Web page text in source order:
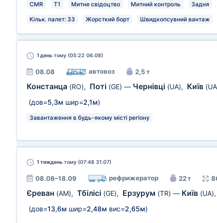
CMR T1 Митне свідоцтво Митний контроль Задня
Кільк. палет: 33 Жорсткий борт Швидкопсувний вантаж
1 день тому (05:22 06.08)
08.08 автовоз 2,5 т
Констанца (RO), Поті (GE) — Чернівці (UA), Київ
(дов=5,3м шир=2,1м)
Завантаження в будь-якому місті регіону
1 тиждень тому (07:48 31.07)
08.08–18.09 рефрижератор 22 т
Єреван (AM), Тбілісі (GE), Ерзурум (TR) — Київ (UA)
(дов=13,6м шир=2,48м вис=2,65м)